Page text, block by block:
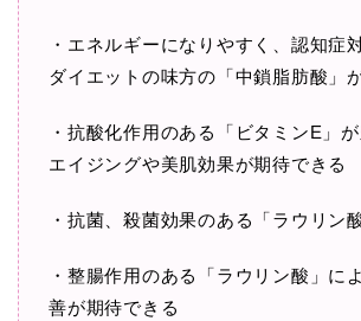
・エネルギーになりやすく、認知症
ダイエットの味方の「中鎖脂肪酸」
・抗酸化作用のある「ビタミンE」
エイジングや美肌効果が期待できる
・抗菌、殺菌効果のある「ラウリン
・整腸作用のある「ラウリン酸」に
善が期待できる